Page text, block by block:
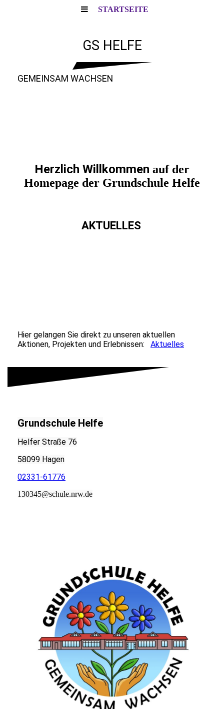
STARTSEITE
GS HELFE
GEMEINSAM WACHSEN
Herzlich Willkommen auf der
Homepage der Grundschule Helfe
AKTUELLES
Hier gelangen Sie direkt zu unseren aktuellen
Aktionen, Projekten und Erlebnissen: Aktuelles
Grundschule Helfe
Helfer Straße 76
58099 Hagen
02331-61776
130345@schule.nrw.de